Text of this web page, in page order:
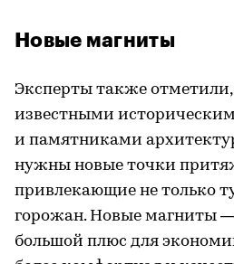
Новые магниты
Эксперты также
известными
и памятниками
нужны новые точки
привлекающие не только
горожан. Новые магниты —
большой плюс для